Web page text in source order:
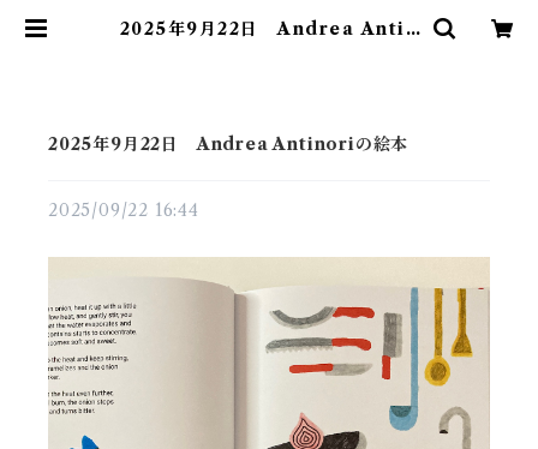
2025年9月22日 Andrea Antin
2025年9月22日 Andrea Antinoriの絵本
2025/09/22 16:44